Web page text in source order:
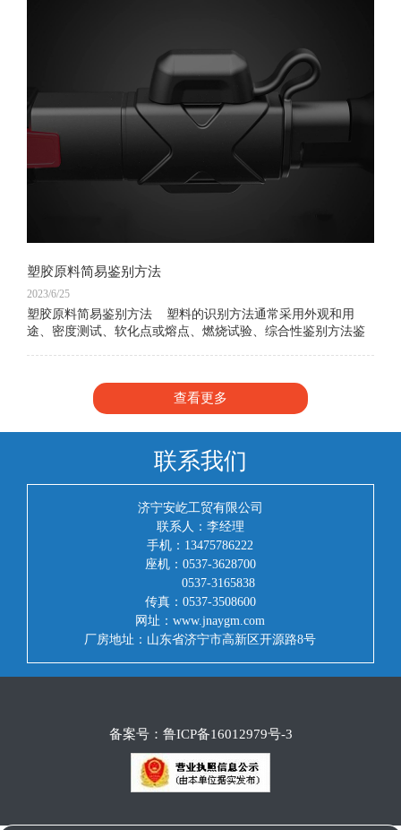
塑胶原料简易鉴别方法
2023/6/25
塑胶原料简易鉴别方法 塑料的识别方法通常采用外观和用
途、密度测试、软化点或熔点、燃烧试验、综合性鉴别方法鉴
查看更多
联系我们
济宁安屹工贸有限公司
联系人：李经理
手机：13475786222
座机：0537-3628700
0537-3165838
传真：0537-3508600
网址：www.jnaygm.com
厂房地址：山东省济宁市高新区开源路8号
备案号： 鲁ICP备16012979号-3